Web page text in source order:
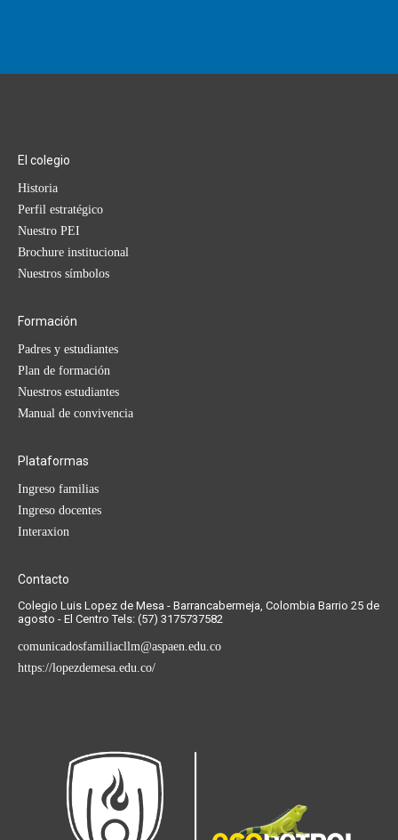
El colegio
Historia
Perfil estratégico
Nuestro PEI
Brochure institucional
Nuestros símbolos
Formación
Padres y estudiantes
Plan de formación
Nuestros estudiantes
Manual de convivencia
Plataformas
Ingreso familias
Ingreso docentes
Interaxion
Contacto
Colegio Luis Lopez de Mesa - Barrancabermeja, Colombia Barrio 25 de
agosto - El Centro Tels: (57) 3175737582
comunicadosfamiliacllm@aspaen.edu.co
https://lopezdemesa.edu.co/